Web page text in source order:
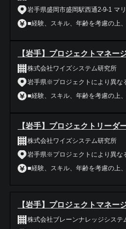
岩手県盛岡市盛岡駅西通2-9-1 マ
■経験、スキル、年齢を考慮の上
【岩手】プロジェクトマネー
株式会社ワイズシステム研究所
岩手県※プロジェクトにより異な
■経験、スキル、年齢を考慮の上
【岩手】プロジェクトリーダ
株式会社ワイズシステム研究所
岩手県※プロジェクトにより異な
■経験、スキル、年齢を考慮の上
【岩手】プロジェクトマネー
株式会社ブレーンナレッジシステ